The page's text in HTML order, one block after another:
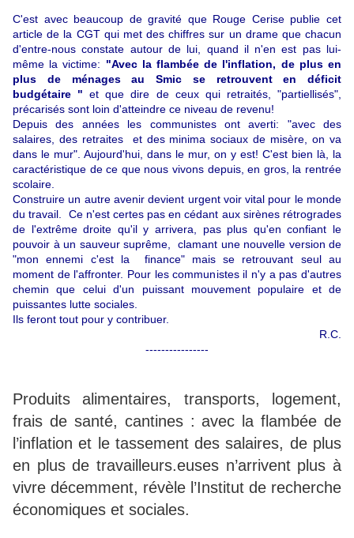
C'est avec beaucoup de gravité que Rouge Cerise publie cet
article de la CGT qui met des chiffres sur un drame que chacun
d'entre-nous constate autour de lui, quand il n'en est pas lui-
même la victime: "Avec la flambée de l'inflation, de plus en
plus de ménages au Smic se retrouvent en déficit
budgétaire "et que dire de ceux qui retraités, "partiellisés",
précarisés sont loin d'atteindre ce niveau de revenu!
Depuis des années les communistes ont averti: "avec des
salaires, des retraites et des minima sociaux de misère, on va
dans le mur". Aujourd'hui, dans le mur, on y est! C'est bien là, la
caractéristique de ce que nous vivons depuis, en gros, la rentrée
scolaire.
Construire un autre avenir devient urgent voir vital pour le monde
du travail. Ce n'est certes pas en cédant aux sirènes rétrogrades
de l'extrême droite qu'il y arrivera, pas plus qu'en confiant le
pouvoir à un sauveur suprême, clamant une nouvelle version de
"mon ennemi c'est la finance" mais se retrouvant seul au
moment de l'affronter. Pour les communistes il n'y a pas d'autres
chemin que celui d'un puissant mouvement populaire et de
puissantes lutte sociales.
Ils feront tout pour y contribuer.
R.C.
----------------
Produits alimentaires, transports, logement,
frais de santé, cantines : avec la flambée de
l’inflation et le tassement des salaires, de plus
en plus de travailleurs.euses n’arrivent plus à
vivre décemment, révèle l’Institut de recherche
économiques et sociales.